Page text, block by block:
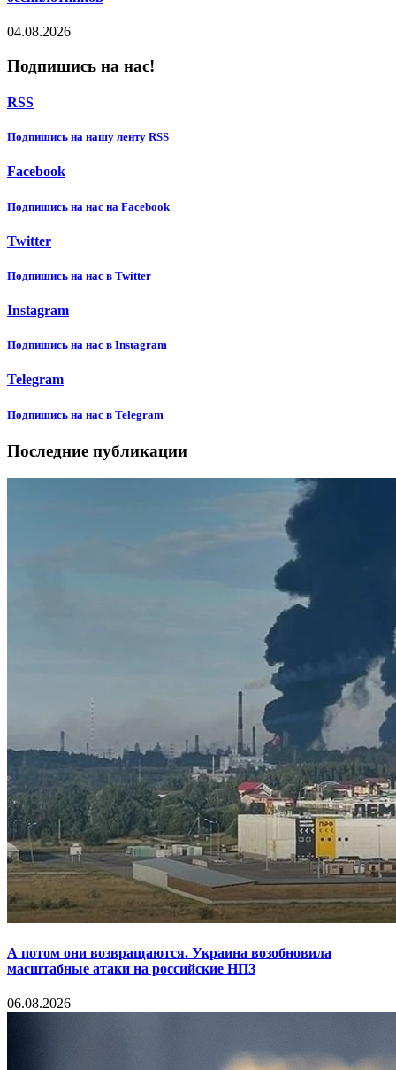
04.08.2026
Подпишись на нас!
RSS
Подпишиcь на нашу ленту RSS
Facebook
Подпишиcь на нас на Facebook
Twitter
Подпишиcь на нас в Twitter
Instagram
Подпишиcь на нас в Instagram
Telegram
Подпишиcь на нас в Telegram
Последние публикации
А потом они возвращаются. Украина возобновила
масштабные атаки на российские НПЗ
06.08.2026